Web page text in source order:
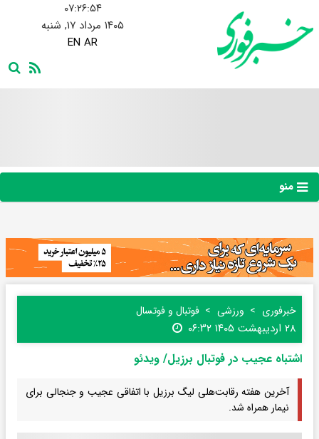
۰۷:۲۶:۵۵
۱۴۰۵ مرداد ۱۷, شنبه
EN AR
منو
خبرفوری ورزشی فوتبال و فوتسال
۲۸ اردیبهشت ۱۴۰۵ ۰۶:۳۲
اشتباه عجیب در فوتبال برزیل/ ویدئو
آخرین هفته رقابت‌هلی لیگ برزیل با اتفاقی عجیب و جنجالی برای
نیمار همراه شد.